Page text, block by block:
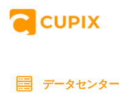
データセンター